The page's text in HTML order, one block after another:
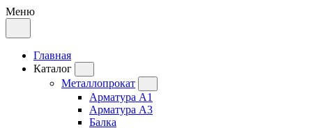
Меню
Главная
Каталог
Металлопрокат
Арматура А1
Арматура А3
Балка